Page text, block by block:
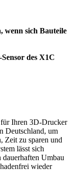
wenn sich Bauteile
des X1C
Ihren 3D-Drucker
Deutschland, um
Zeit zu sparen und
lässt sich
Umbau
wieder